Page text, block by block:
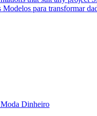
Modelos para transformar
Moda Dinheiro